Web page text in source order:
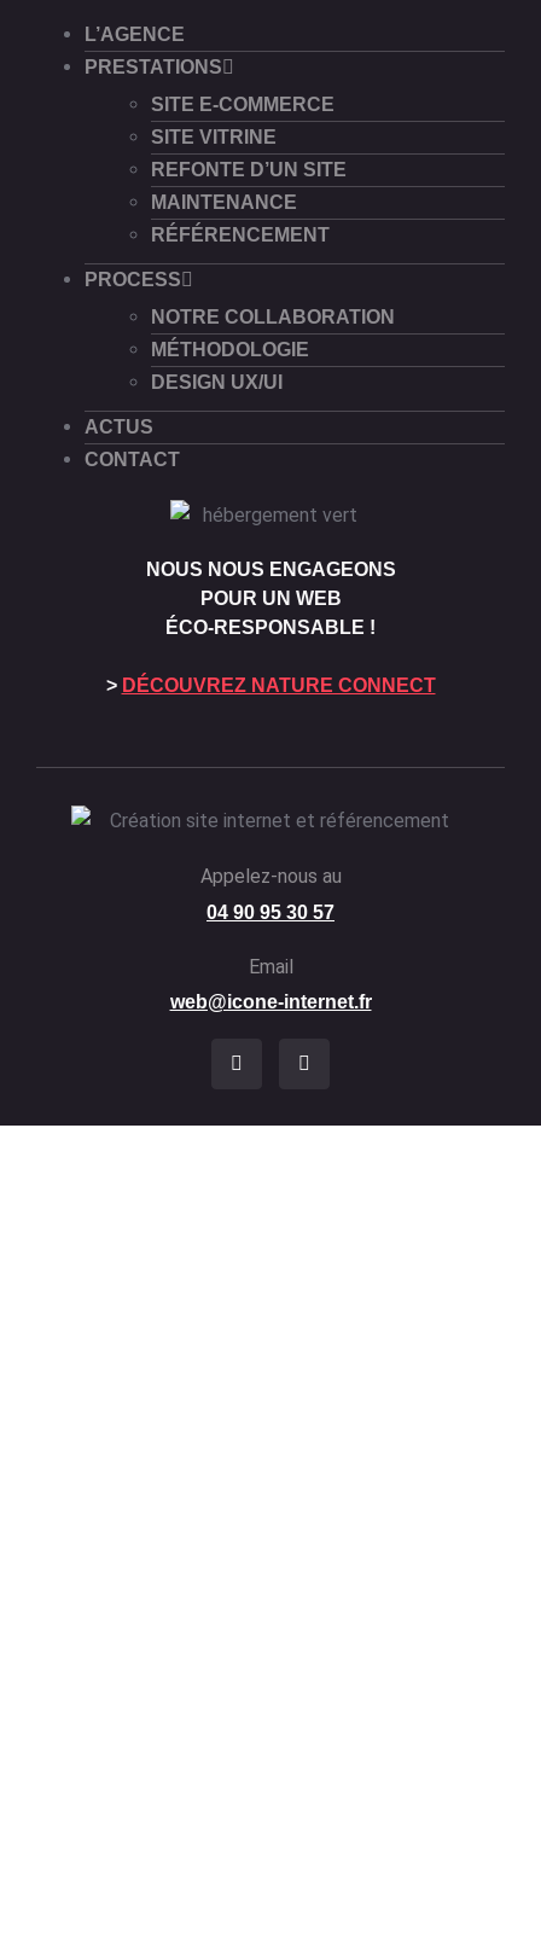
L’AGENCE
PRESTATIONS
SITE E-COMMERCE
SITE VITRINE
REFONTE D’UN SITE
MAINTENANCE
RÉFÉRENCEMENT
PROCESS
NOTRE COLLABORATION
MÉTHODOLOGIE
DESIGN UX/UI
ACTUS
CONTACT
NOUS NOUS ENGAGEONS
POUR UN WEB
ÉCO-RESPONSABLE !
> DÉCOUVREZ NATURE CONNECT
Appelez-nous au
04 90 95 30 57
Email
web@icone-internet.fr